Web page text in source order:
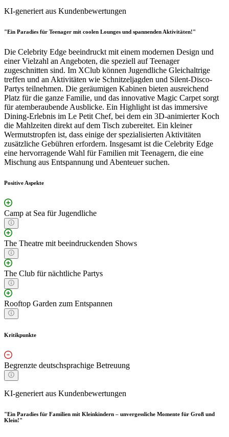
KI-generiert aus Kundenbewertungen
"Ein Paradies für Teenager mit coolen Lounges und spannenden Aktivitäten!"
Die Celebrity Edge beeindruckt mit einem modernen Design und
einer Vielzahl an Angeboten, die speziell auf Teenager
zugeschnitten sind. Im XClub können Jugendliche Gleichaltrige
treffen und an Aktivitäten wie Schnitzeljagden und Silent-Disco-
Partys teilnehmen. Die geräumigen Kabinen bieten ausreichend
Platz für die ganze Familie, und das innovative Magic Carpet sorgt
für atemberaubende Ausblicke. Ein Highlight ist das immersive
Dining-Erlebnis im Le Petit Chef, bei dem ein 3D-animierter Koch
die Mahlzeiten direkt auf dem Tisch zubereitet. Ein kleiner
Wermutstropfen ist, dass einige der spezialisierten Aktivitäten
zusätzliche Gebühren erfordern. Insgesamt ist die Celebrity Edge
eine hervorragende Wahl für Familien mit Teenagern, die eine
Mischung aus Entspannung und Abenteuer suchen.
Positive Aspekte
Camp at Sea für Jugendliche
The Theatre mit beeindruckenden Shows
The Club für nächtliche Partys
Rooftop Garden zum Entspannen
Kritikpunkte
Begrenzte deutschsprachige Betreuung
KI-generiert aus Kundenbewertungen
"Ein Paradies für Familien mit Kleinkindern – unvergessliche Momente für Groß und
Klein!"